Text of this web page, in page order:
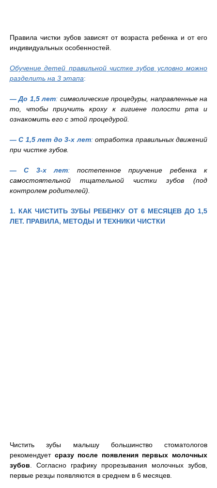
Правила чистки зубов зависят от возраста ребенка и от его
индивидуальных особенностей.
Обучение детей правильной чистке зубов условно можно
разделить на 3 этапа:
— До 1,5 лет: символические процедуры, направленные на
то, чтобы приучить кроху к гигиене полости рта и
ознакомить его с этой процедурой.
— С 1,5 лет до 3-х лет:отработка правильных движений
при чистке зубов.
— С 3-х лет:постепенное приучение ребенка к
самостоятельной тщательной чистки зубов (под
контролем родителей).
1. КАК ЧИСТИТЬ ЗУБЫ РЕБЕНКУ ОТ 6 МЕСЯЦЕВ ДО 1,5
ЛЕТ. ПРАВИЛА, МЕТОДЫ И ТЕХНИКИ ЧИСТКИ
Чистить зубы малышу большинство стоматологов
рекомендует сразу после появления первых молочных
зубов . Согласно графику прорезывания молочных зубов,
первые резцы появляются в среднем в 6 месяцев.